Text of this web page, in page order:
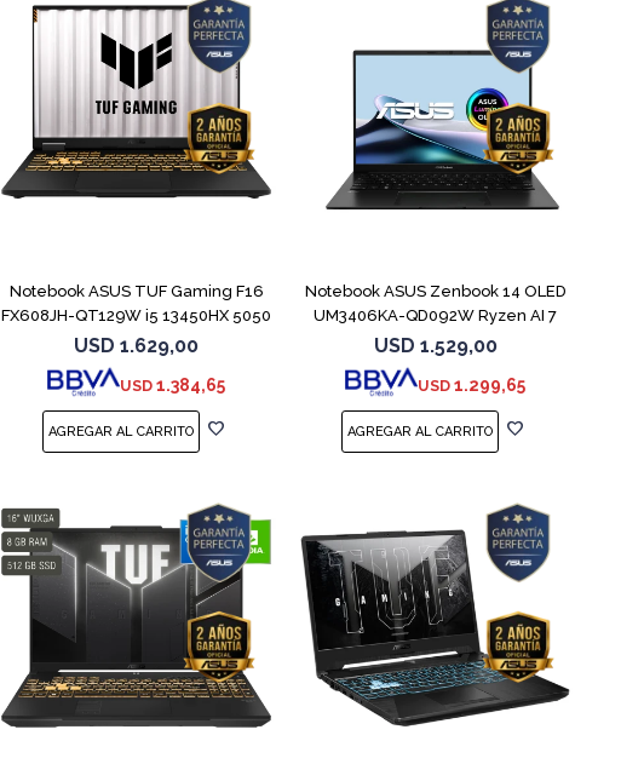
Notebook ASUS TUF Gaming F16
FX608JH-QT129W i5 13450HX 5050
USD 1.629,00
USD 1.384,65
Notebook ASUS Zenbook 14 OLED
UM3406KA-QD092W Ryzen AI 7
350
USD 1.529,00
USD 1.299,65